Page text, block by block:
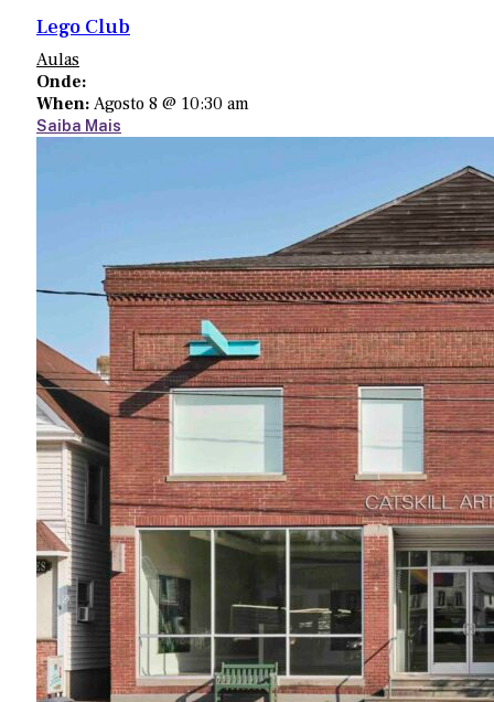
Lego Club
Aulas
Onde:
When: Agosto 8 @ 10:30 am
Saiba Mais